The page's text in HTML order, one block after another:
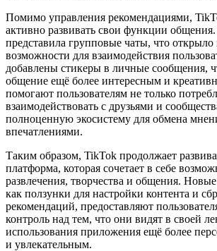
Помимо управления рекомендациями,
активно развивать свои функции
представила групповые чаты, что
возможности для взаимодействия
добавлены стикеры в личные сообщения,
общение ещё более интересным и
помогают пользователям не только
взаимодействовать с друзьями и
полноценную экосистему для обмена
впечатлениями.
Таким образом, TikTok продолжает
платформа, которая сочетает в себе
развлечения, творчества и общения.
как ползунки для настройки контента и
рекомендаций, предоставляют
контроль над тем, что они видят в своей
использования приложения ещё более
и увлекательным.